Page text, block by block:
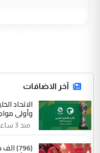
جنسية الرافد
ابا فرات ...
الموضوع :
مضجعيك يابن الزنا
سردار
آخر الاضافات
وأولى
منذ 3 ساعة
(796)